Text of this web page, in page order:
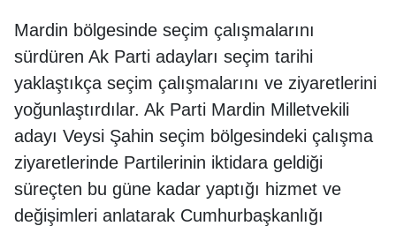
Mardin bölgesinde seçim çalışmalarını
sürdüren Ak Parti adayları seçim tarihi
yaklaştıkça seçim çalışmalarını ve ziyaretlerini
yoğunlaştırdılar. Ak Parti Mardin Milletvekili
adayı Veysi Şahin seçim bölgesindeki çalışma
ziyaretlerinde Partilerinin iktidara geldiği
süreçten bu güne kadar yaptığı hizmet ve
değişimleri anlatarak Cumhurbaşkanlığı